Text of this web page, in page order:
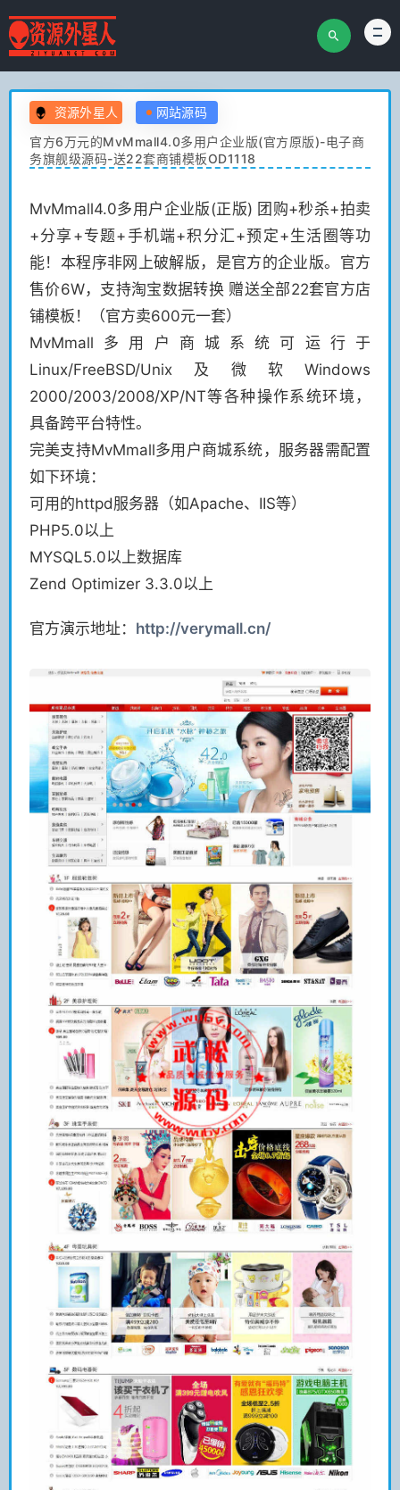
资源外星人
网站源码
官方6万元的MvMmall4.0多用户企业版(官方原版)-电子商
务旗舰级源码-送22套商铺模板OD1118
MvMmall4.0多用户企业版(正版) 团购+秒杀+拍卖
+分享+专题+手机端+积分汇+预定+生活圈等功
能！本程序非网上破解版，是官方的企业版。官方
售价6W，支持淘宝数据转换 赠送全部22套官方店
铺模板！（官方卖600元一套）
MvMmall多用户商城系统可运行于
Linux/FreeBSD/Unix及微软Windows
2000/2003/2008/XP/NT等各种操作系统环境，
具备跨平台特性。
完美支持MvMmall多用户商城系统，服务器需配置
如下环境：
可用的httpd服务器（如Apache、IIS等）
PHP5.0以上
MYSQL5.0以上数据库
Zend Optimizer 3.3.0以上
官方演示地址： http://verymall.cn/